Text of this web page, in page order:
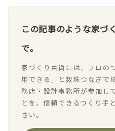
この記事のような家づ
で。
家づくり百貨には、プロの
用できる」と数珠つなぎで
務店・設計事務所が参加し
とを、信頼できるつくり手
さい。